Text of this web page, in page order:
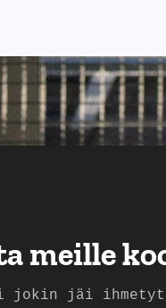
meille
jokin jäi